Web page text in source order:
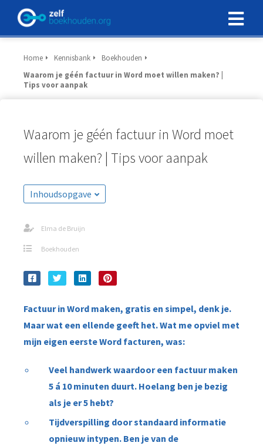
Home Kennisbank
Boekhouden
Waarom je géén factuur in Word moet willen maken? |
Tips voor aanpak
Waarom je géén factuur in Word moet
willen maken? | Tips voor aanpak
Inhoudsopgave
Elma de Bruijn
Boekhouden
Factuur in Word maken, gratis en simpel, denk je.
Maar wat een ellende geeft het. Wat me opviel met
mijn eigen eerste Word facturen, was:
Veel handwerk waardoor een factuur maken
5 á 10 minuten duurt. Hoelang ben je bezig
als je er 5 hebt?
Tijdverspilling door standaard informatie
opnieuw intypen. Ben je van de